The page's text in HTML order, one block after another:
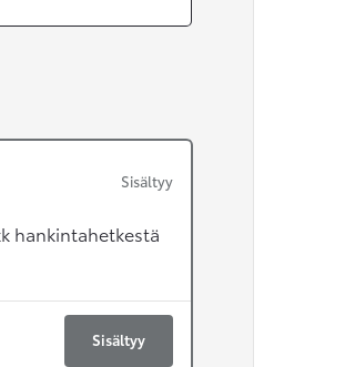
Sisältyy
hankintahetkestä
Sisältyy